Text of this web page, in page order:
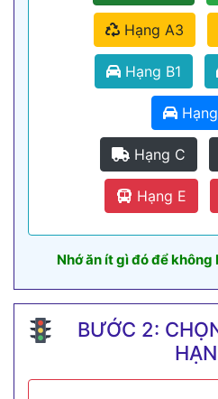
Hạng A3
Hạng B1
Hạng C
Hạng E
Nhớ ăn ít gì đó để
BƯỚC 2: